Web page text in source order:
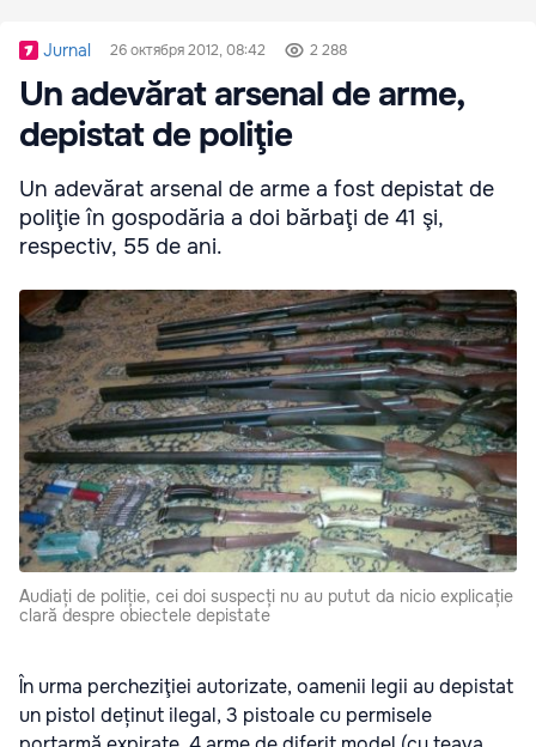
Jurnal 26 октября 2012, 08:42 2 288
Un adevărat arsenal de arme,
depistat de poliţie
Un adevărat arsenal de arme a fost depistat de
poliţie în gospodăria a doi bărbaţi de 41 şi,
respectiv, 55 de ani.
Audiați de poliție, cei doi suspecți nu au putut da nicio explicație
clară despre obiectele depistate
În urma percheziţiei autorizate, oamenii legii au depistat
un pistol deținut ilegal, 3 pistoale cu permisele